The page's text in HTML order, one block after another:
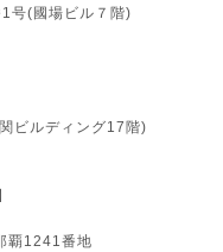
号(國場ビル７階)
ビルディング17階)
覇1241番地